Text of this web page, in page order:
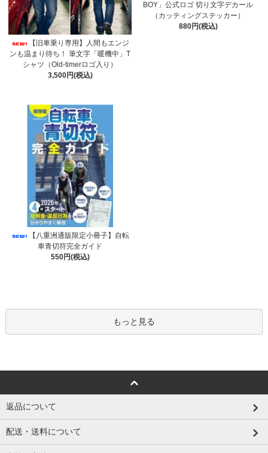
【旧車乗り専用】人間もエンジ
ンも温まり待ち！ 筆文字「暖機中」T
シャツ（Old-timerロゴ入り）
3,500円(税込)
BOY」公式ロゴ 切り文字デカール
（カッティングステッカー）
880円(税込)
【八重洲通販限定小冊子】自転
車青切符完全ガイド
550円(税込)
もっと見る
返品について
配送・送料について